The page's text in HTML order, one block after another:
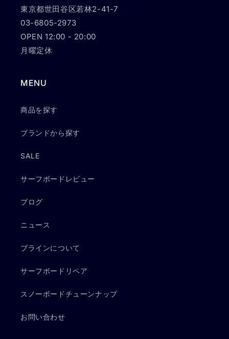
東京都世田谷区若林2-41-7
03-6805-2973
OPEN 12:00 - 20:00
月曜定休
MENU
商品を探す
ブランドから探す
SALE
サーフボードレビュー
ブログ
ニュース
ブラインについて
サーフボードリペア
スノーボードチューンナップ
お問い合わせ